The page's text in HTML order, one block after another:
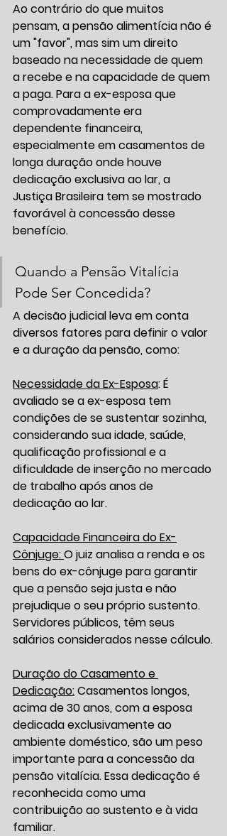
Ao contrário do que muitos
pensam, a pensão alimentícia não é
um "favor", mas sim um direito
baseado na necessidade de quem
a recebe e na capacidade de quem
a paga. Para a ex-esposa que
comprovadamente era
dependente financeira,
especialmente em casamentos de
longa duração onde houve
dedicação exclusiva ao lar, a
Justiça Brasileira tem se mostrado
favorável à concessão desse
benefício.
Quando a Pensão Vitalícia
Pode Ser Concedida?
A decisão judicial leva em conta
diversos fatores para definir o valor
e a duração da pensão, como:
Necessidade da Ex-Esposa: É
avaliado se a ex-esposa tem
condições de se sustentar sozinha,
considerando sua idade, saúde,
qualificação profissional e a
dificuldade de inserção no mercado
de trabalho após anos de
dedicação ao lar.
Capacidade Financeira do Ex-
Cônjuge: O juiz analisa a renda e os
bens do ex-cônjuge para garantir
que a pensão seja justa e não
prejudique o seu próprio sustento.
Servidores públicos, têm seus
salários considerados nesse cálculo.
Duração do Casamento e
Dedicação: Casamentos longos,
acima de 30 anos, com a esposa
dedicada exclusivamente ao
ambiente doméstico, são um peso
importante para a concessão da
pensão vitalícia. Essa dedicação é
reconhecida como uma
contribuição ao sustento e à vida
familiar.